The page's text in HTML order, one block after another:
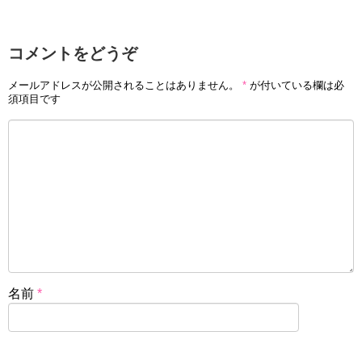
コメントをどうぞ
メールアドレスが公開されることはありません。 * が付いている欄は必
須項目です
名前 *